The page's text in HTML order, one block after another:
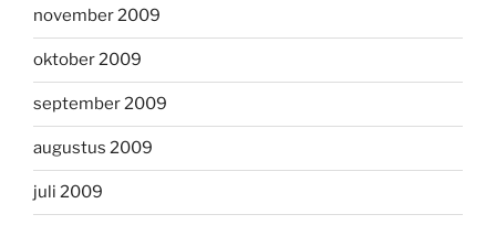
november 2009
oktober 2009
september 2009
augustus 2009
juli 2009